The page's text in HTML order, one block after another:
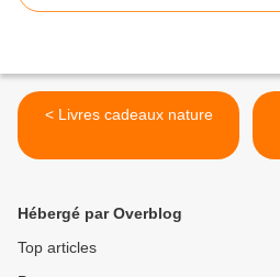
< Livres cadeaux nature
Hébergé par Overblog
Top articles